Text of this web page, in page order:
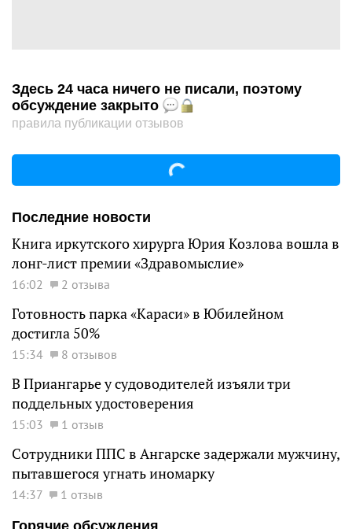
Здесь 24 часа ничего не писали, поэтому
обсуждение закрыто
правила публикации отзывов
Последние новости
Книга иркутского хирурга Юрия Козлова вошла в
лонг-лист премии «Здравомыслие»
16:02 2 отзыва
Готовность парка «Караси» в Юбилейном
достигла 50%
15:34 8 отзывов
В Приангарье у судоводителей изъяли три
поддельных удостоверения
15:03 1 отзыв
Сотрудники ППС в Ангарске задержали мужчину,
пытавшегося угнать иномарку
14:37
1 отзыв
Горячие обсуждения